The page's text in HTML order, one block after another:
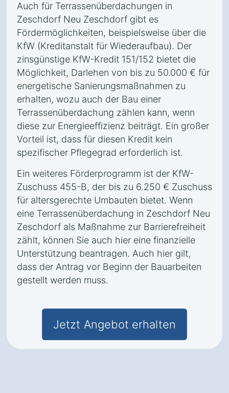
Auch für Terrassenüberdachungen in
Zeschdorf Neu Zeschdorf gibt es
Fördermöglichkeiten, beispielsweise über die
KfW (Kreditanstalt für Wiederaufbau). Der
zinsgünstige KfW-Kredit 151/152 bietet die
Möglichkeit, Darlehen von bis zu 50.000 € für
energetische Sanierungsmaßnahmen zu
erhalten, wozu auch der Bau einer
Terrassenüberdachung zählen kann, wenn
diese zur Energieeffizienz beiträgt. Ein großer
Vorteil ist, dass für diesen Kredit kein
spezifischer Pflegegrad erforderlich ist.
Ein weiteres Förderprogramm ist der KfW-
Zuschuss 455-B, der bis zu 6.250 € Zuschuss
für altersgerechte Umbauten bietet. Wenn
eine Terrassenüberdachung in Zeschdorf Neu
Zeschdorf als Maßnahme zur Barrierefreiheit
zählt, können Sie auch hier eine finanzielle
Unterstützung beantragen. Auch hier gilt,
dass der Antrag vor Beginn der Bauarbeiten
gestellt werden muss.
Jetzt Angebot erhalten